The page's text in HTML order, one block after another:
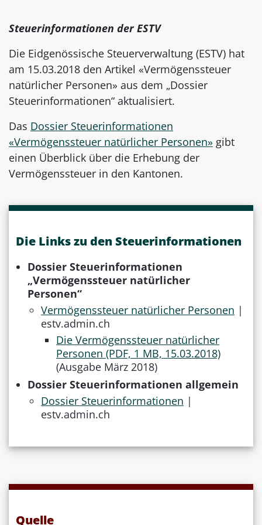
Steuerinformationen der ESTV
Die Eidgenössische Steuerverwaltung (ESTV) hat
am 15.03.2018 den Artikel «Vermögenssteuer
natürlicher Personen» aus dem „Dossier
Steuerinformationen“ aktualisiert.
Das Dossier Steuerinformationen
«Vermögenssteuer natürlicher Personen» gibt
einen Überblick über die Erhebung der
Vermögenssteuer in den Kantonen.
Die Links zu den Steuerinformationen
Dossier Steuerinformationen
„Vermögenssteuer natürlicher
Personen“
Vermögenssteuer natürlicher Personen |
estv.admin.ch
Die Vermögenssteuer natürlicher
Personen (PDF, 1 MB, 15.03.2018)
(Ausgabe März 2018)
Dossier Steuerinformationen allgemein
Dossier Steuerinformationen |
estv.admin.ch
Quelle